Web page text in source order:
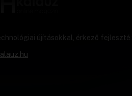
újításokkal, érkező